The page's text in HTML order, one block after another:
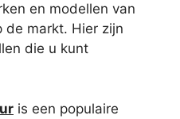
en modellen van
de markt. Hier zijn
die u kunt
is een populaire